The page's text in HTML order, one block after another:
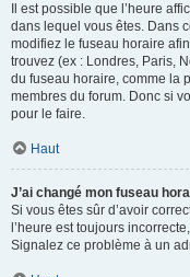
Il est possible que l’heure
dans lequel vous êtes. Dans
modifiez le fuseau horaire
trouvez (ex : Londres, Paris,
du fuseau horaire, comme la
membres du forum. Donc si
pour le faire.
Haut
J’ai changé mon fuseau
Si vous êtes sûr d’avoir
l’heure est toujours
Signalez ce problème à un